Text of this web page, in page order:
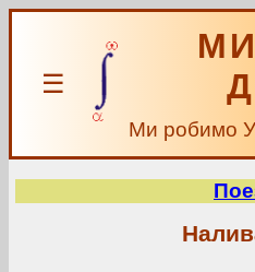
☰
Ми робимо